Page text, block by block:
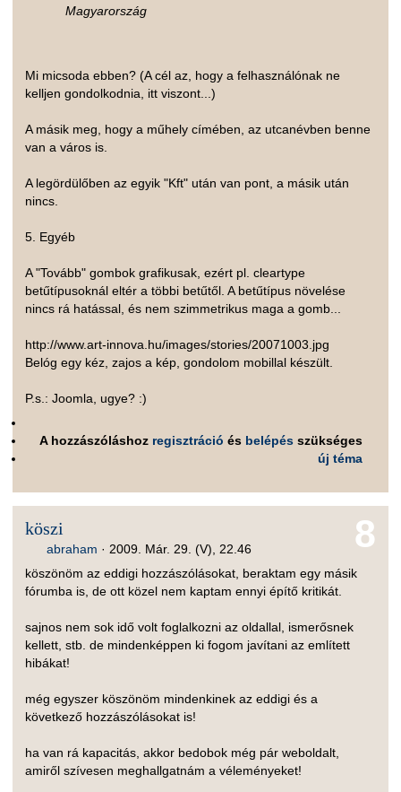
Magyarország
Mi micsoda ebben? (A cél az, hogy a felhasználónak ne
kelljen gondolkodnia, itt viszont...)
A másik meg, hogy a műhely címében, az utcanévben benne
van a város is.
A legördülőben az egyik "Kft" után van pont, a másik után
nincs.
5. Egyéb
A "Tovább" gombok grafikusak, ezért pl. cleartype
betűtípusoknál eltér a többi betűtől. A betűtípus növelése
nincs rá hatással, és nem szimmetrikus maga a gomb...
http://www.art-innova.hu/images/stories/20071003.jpg
Belóg egy kéz, zajos a kép, gondolom mobillal készült.
P.s.: Joomla, ugye? :)
A hozzászóláshoz regisztráció és belépés szükséges
új téma
8
köszi
abraham ·2009. Már. 29. (V), 22.46
köszönöm az eddigi hozzászólásokat, beraktam egy másik
fórumba is, de ott közel nem kaptam ennyi építő kritikát.
sajnos nem sok idő volt foglalkozni az oldallal, ismerősnek
kellett, stb. de mindenképpen ki fogom javítani az említett
hibákat!
még egyszer köszönöm mindenkinek az eddigi és a
következő hozzászólásokat is!
ha van rá kapacitás, akkor bedobok még pár weboldalt,
amiről szívesen meghallgatnám a véleményeket!